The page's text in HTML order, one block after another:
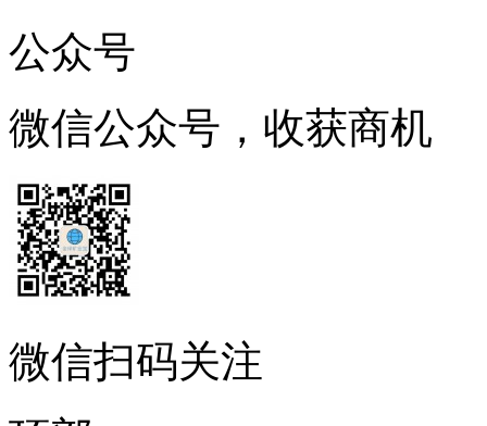
公众号
微信公众号，收获商机
微信扫码关注